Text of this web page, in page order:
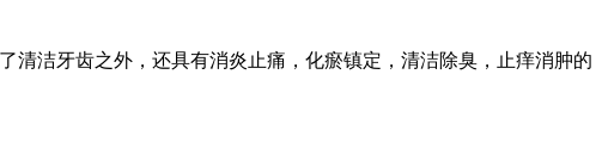
清洁牙齿之外，还具有消炎止痛，化瘀镇定，清洁除臭，止痒消肿的